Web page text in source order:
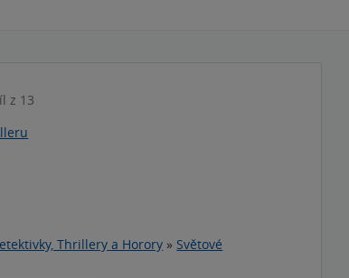
z 13
Thrillery a Horory » Světové